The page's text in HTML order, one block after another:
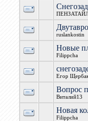
ruslankostin
Новые
Filippcha
Егор
Вопрос
Виталий13
Новая
Filippcha